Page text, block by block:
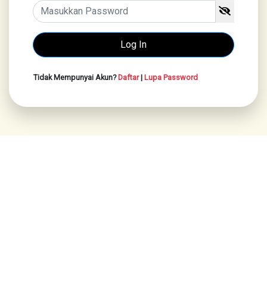
Tidak Mempunyai Akun?Daftar| Lupa Password